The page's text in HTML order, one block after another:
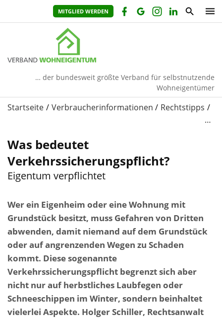
MITGLIED WERDEN
… der bundesweit größte Verband für selbstnutzende
Wohneigentümer
Startseite Verbraucherinformationen
Rechtstipps
…
Was bedeutet
Verkehrssicherungspflicht?
Eigentum verpflichtet
Wer ein Eigenheim oder eine Wohnung mit
Grundstück besitzt, muss Gefahren von Dritten
abwenden, damit niemand auf dem Grundstück
oder auf angrenzenden Wegen zu Schaden
kommt. Diese sogenannte
Verkehrssicherungspflicht begrenzt sich aber
nicht nur auf herbstliches Laubfegen oder
Schneeschippen im Winter, sondern beinhaltet
vielerlei Aspekte. Holger Schiller, Rechtsanwalt